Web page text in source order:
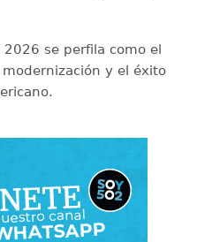
2026 se perfila como el
y el éxito